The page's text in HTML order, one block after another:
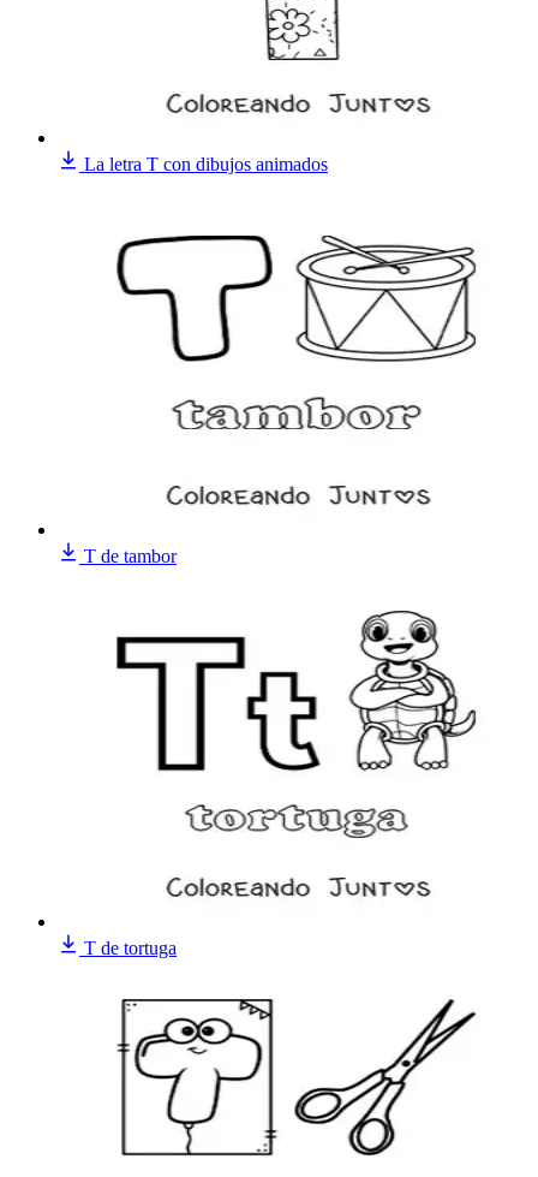
La letra T con dibujos animados
T de tambor
T de tortuga